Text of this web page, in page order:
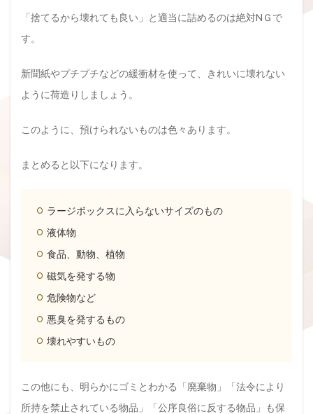
「捨てるから壊れても良い」と適当に詰めるのは絶対NＧで
す。
新聞紙やプチプチなどの緩衝材を使って、きれいに壊れない
ように荷造りしましょう。
このように、預けられないものは色々あります。
まとめると以下になります。
ラージボックスに入らないサイズのもの
液体物
食品、動物、植物
磁気を発する物
危険物など
悪臭を発するもの
壊れやすいもの
この他にも、明らかにゴミとわかる「廃棄物」「法令により
所持を禁止されている物品」「公序良俗に反する物品」も保